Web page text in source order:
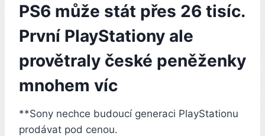
PS6 může stát přes 26 tisíc.
První PlayStationy ale
provětraly české peněženky
mnohem víc
**Sony nechce budoucí generaci PlayStationu
prodávat pod cenou.